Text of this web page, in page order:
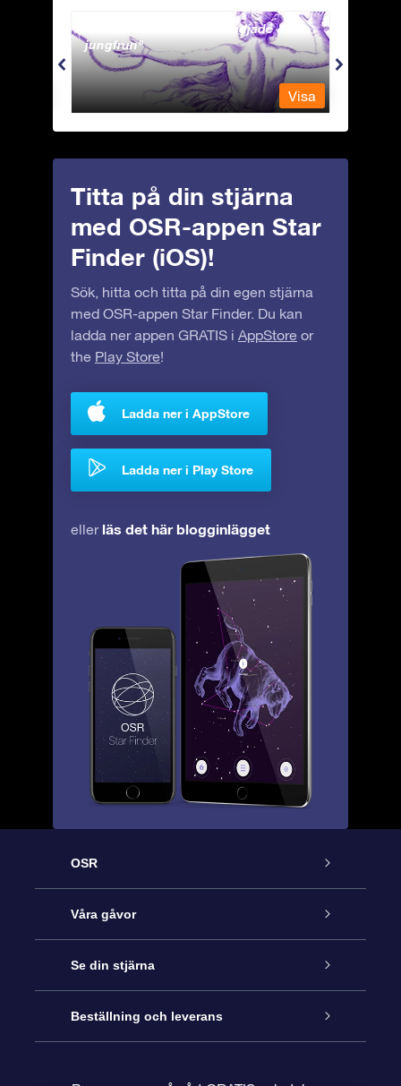
Andromeda - Den fastkedjade
jungfrun
Visa
Titta på din stjärna
med OSR-appen Star
Finder (iOS)!
Sök, hitta och titta på din egen stjärna
med OSR-appen Star Finder. Du kan
ladda ner appen GRATIS i AppStore or
the Play Store!
Ladda ner i AppStore
Ladda ner i Play Store
eller läs det här blogginlägget
OSR
Kundtjänst
Kontakta oss
Blogg
Våra gåvor
Online-Stjärngåva
OSR Gåvopaket
Se din stjärna
Stjärnregiste
Beställning och leverans